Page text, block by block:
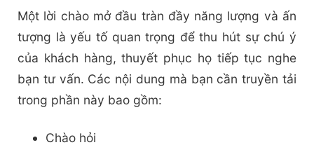
Một lời chào mở đầu tràn đầy năng lượng và ấn
tượng là yếu tố quan trọng để thu hút sự chú ý
của khách hàng, thuyết phục họ tiếp tục nghe
bạn tư vấn. Các nội dung mà bạn cần truyền tải
trong phần này bao gồm:
Chào hỏi